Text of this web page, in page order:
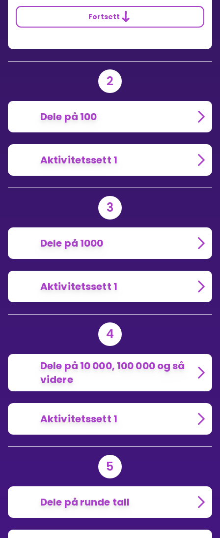
Fortsett
2
Dele på 100
Aktivitetssett 1
3
Dele på 1000
Aktivitetssett 1
4
Dele på 10 000, 100 000 og så
videre
Aktivitetssett 1
5
Dele på runde tall